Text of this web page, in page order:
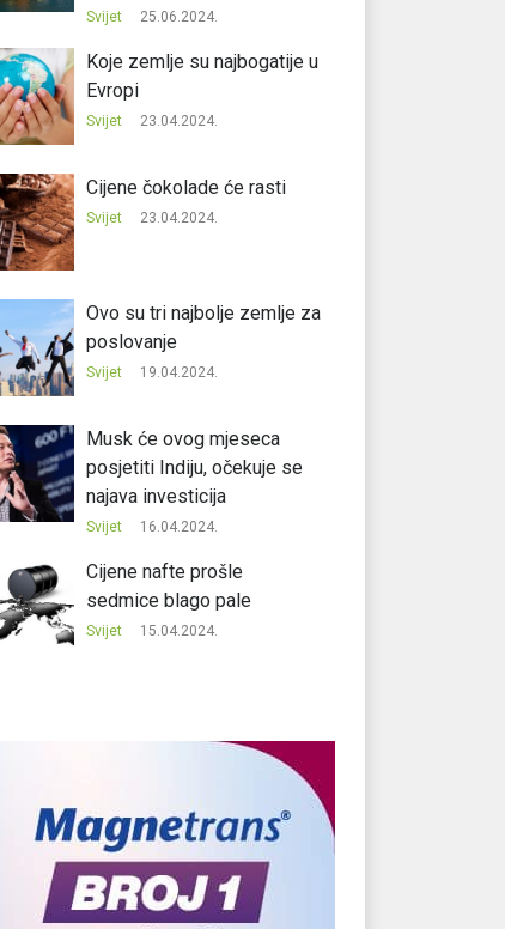
Svijet 25.06.2024.
Koje zemlje su najbogatije u
Evropi
Svijet 23.04.2024.
Cijene čokolade će rasti
Svijet 23.04.2024.
Ovo su tri najbolje zemlje za
poslovanje
Svijet 19.04.2024.
Musk će ovog mjeseca
posjetiti Indiju, očekuje se
najava investicija
Svijet 16.04.2024.
Cijene nafte prošle
sedmice blago pale
Svijet 15.04.2024.